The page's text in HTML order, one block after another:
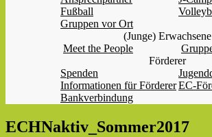
Fußball
Gruppen vor Ort
(Junge) Erwachsene
Meet the People
Förderer
Spenden
Informationen für FördererEC-
Bankverbindung
ECHNaktiv_Sommer2017